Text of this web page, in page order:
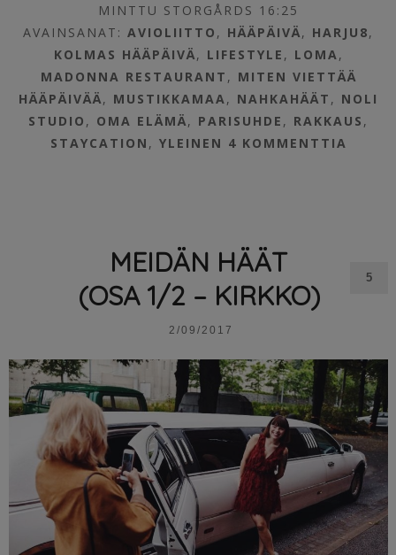
MINTTU STORGÅRDS 16:25
AVAINSANAT:AVIOLIITTO , HÄÄPÄIVÄ, HARJU8,
KOLMAS HÄÄPÄIVÄ, LIFESTYLE , LOMA ,
MADONNA RESTAURANT , MITEN VIETTÄÄ
HÄÄPÄIVÄÄ, MUSTIKKAMAA , NAHKAHÄÄT , NOLI
STUDIO , OMA ELÄMÄ, PARISUHDE , RAKKAUS ,
STAYCATION , YLEINEN 4 KOMMENTTIA
MEIDÄN HÄÄT
(OSA 1/2 – KIRKKO)
2/09/2017
5